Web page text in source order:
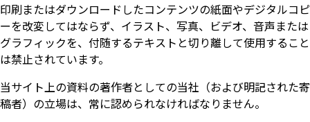
印刷またはダウンロードしたコンテンツの紙面やデジタルコピ
ーを改変してはならず、イラスト、写真、ビデオ、音声または
グラフィックを、付随するテキストと切り離して使用すること
は禁止されています。
当サイト上の資料の著作者としての当社（および明記された寄
稿者）の立場は、常に認められなければなりません。